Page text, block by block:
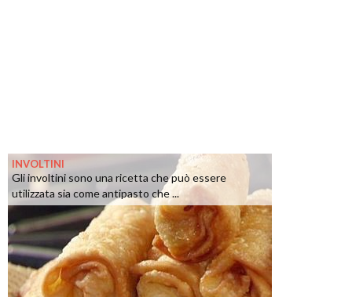
INVOLTINI
Gli involtini sono una ricetta che può essere
utilizzata sia come antipasto che ...